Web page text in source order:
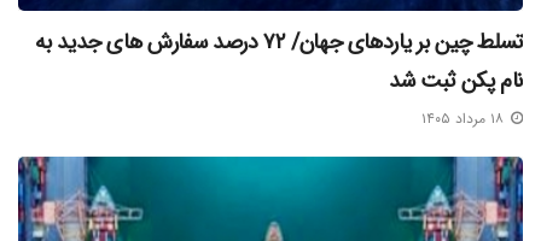
تسلط چین بر یاردهای جهان/ ۷۲ درصد سفارش‌ های جدید به
نام پکن ثبت شد